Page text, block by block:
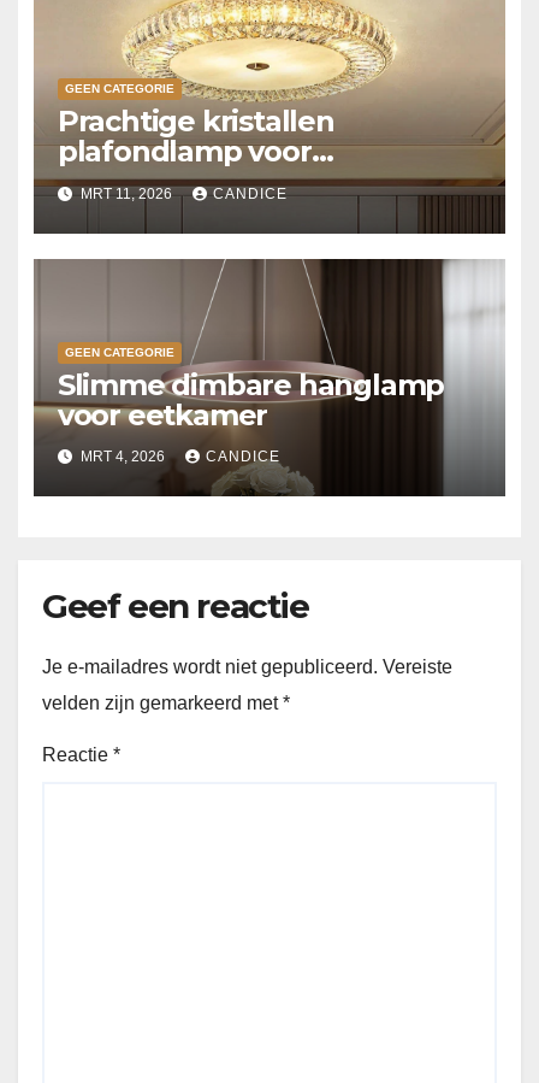
GEEN CATEGORIE
Prachtige kristallen
plafondlamp voor
slaapkamer
MRT 11, 2026 CANDICE
GEEN CATEGORIE
Slimme dimbare hanglamp
voor eetkamer
MRT 4, 2026 CANDICE
Geef een reactie
Je e-mailadres wordt niet gepubliceerd. Vereiste
velden zijn gemarkeerd met*
Reactie *